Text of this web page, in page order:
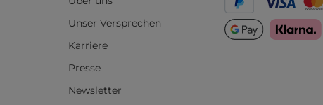
Unser Versprechen
Karriere
Presse
Newsletter